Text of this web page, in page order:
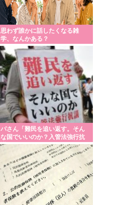
思わず誰かに話したくなる雑
学、なんかある？
パさん「難民を追い返す。そん
な国でいいのか？入管法強行抗
議！」